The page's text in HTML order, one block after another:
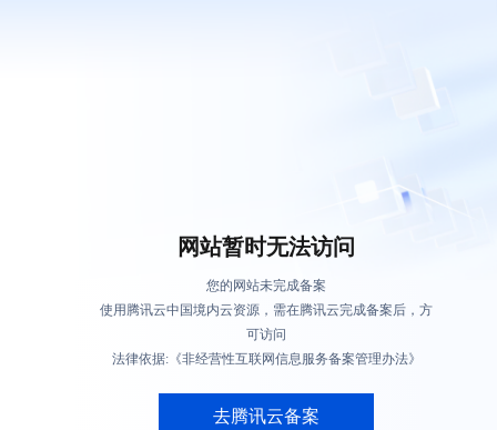
网站暂时无法访问
您的网站未完成备案
使用腾讯云中国境内云资源，需在腾讯云完成备案后，方
可访问
法律依据:《非经营性互联网信息服务备案管理办法》
去腾讯云备案